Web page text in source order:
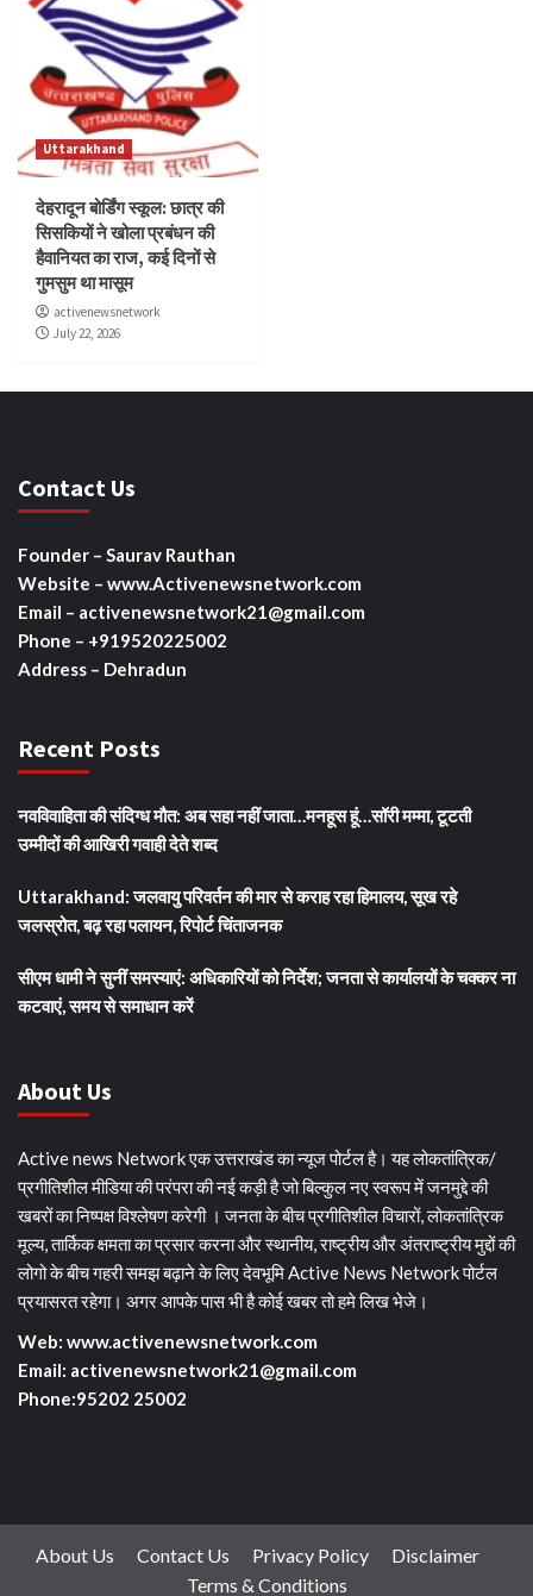
Uttarakhand
देहरादून बोर्डिंग स्कूल: छात्र की
सिसकियों ने खोला प्रबंधन की
हैवानियत का राज, कई दिनों से
गुमसुम था मासूम
activenewsnetwork
July 22, 2026
Contact Us
Founder – Saurav Rauthan
Website – www.Activenewsnetwork.com
Email – activenewsnetwork21@gmail.com
Phone – +919520225002
Address – Dehradun
Recent Posts
नवविवाहिता की संदिग्ध मौत: अब सहा नहीं जाता…मनहूस हूं…सॉरी मम्मा, टूटती
उम्मीदों की आखिरी गवाही देते शब्द
Uttarakhand: जलवायु परिवर्तन की मार से कराह रहा हिमालय, सूख रहे
जलस्रोत, बढ़ रहा पलायन, रिपोर्ट चिंताजनक
सीएम धामी ने सुनीं समस्याएं: अधिकारियों को निर्देश; जनता से कार्यालयों के चक्कर ना
कटवाएं, समय से समाधान करें
About Us
Active news Network एक उत्तराखंड का न्यूज पोर्टल है। यह लोकतांत्रिक/
प्रगीतिशील मीडिया की परंपरा की नई कड़ी है जो बिल्कुल नए स्वरूप में जनमुद्दे की
खबरों का निष्पक्ष विश्लेषण करेगी । जनता के बीच प्रगीतिशील विचारों, लोकतांत्रिक
मूल्य, तार्किक क्षमता का प्रसार करना और स्थानीय, राष्ट्रीय और अंतराष्ट्रीय मुद्दों की
लोगो के बीच गहरी समझ बढ़ाने के लिए देवभूमि Active News Network पोर्टल
प्रयासरत रहेगा। अगर आपके पास भी है कोई खबर तो हमे लिख भेजे।
Web: www.activenewsnetwork.com
Email: activenewsnetwork21@gmail.com
Phone:95202 25002
About Us Contact Us Privacy Policy
Disclaimer
Terms & Conditions